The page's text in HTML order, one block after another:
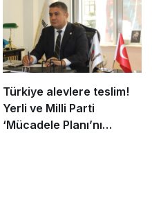
Türkiye alevlere teslim!
Yerli ve Milli Parti
‘Mücadele Planı’nı